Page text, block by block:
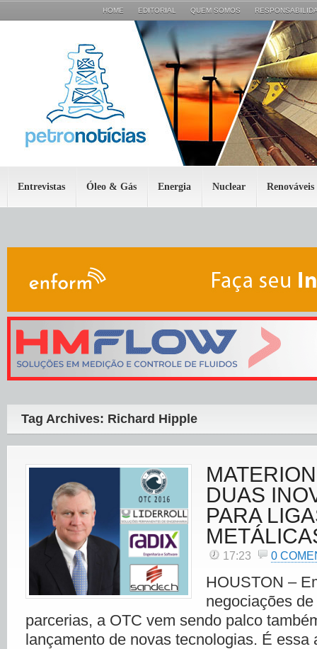
HOME EDITORIAL QUEM SOMOS
Entrevistas Óleo & Gás Energia Nuclear Renováveis
Tag Archives: Richard Hipple
DUAS
PARA
17:23 0
HOUSTON –
negociações
parcerias, a OTC vem sendo palco
lançamento de novas tecnologias. É essa